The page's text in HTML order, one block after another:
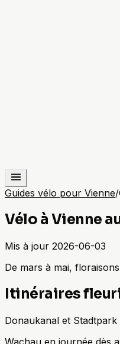
Guides vélo pour Vienne/
Vélo à Vienne
Mis à jour 2026-06-03
De mars à mai,
Itinéraires
Donaukanal et
Wachau en journée dès